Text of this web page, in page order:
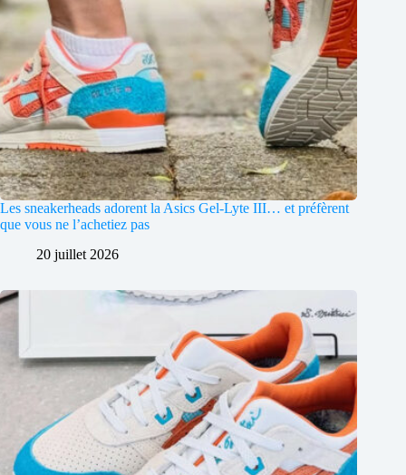
Les sneakerheads adorent la Asics Gel-Lyte III… et préfèrent
que vous ne l’achetiez pas
20 juillet 2026